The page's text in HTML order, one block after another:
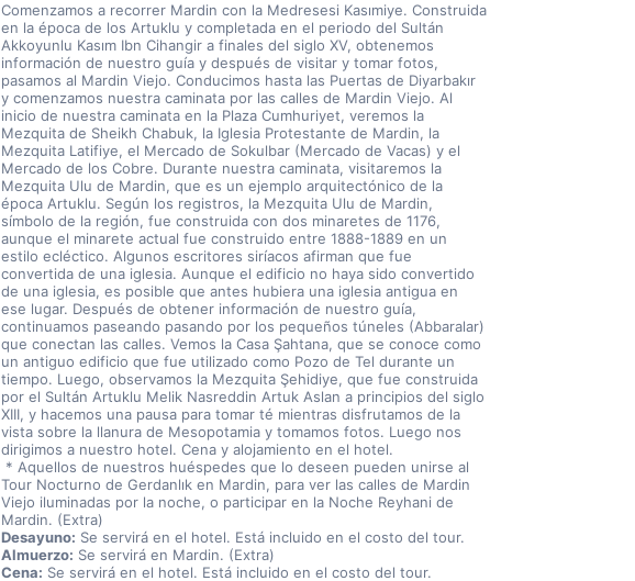
Comenzamos a recorrer Mardin con la Medresesi Kasımiye. Construida
en la época de los Artuklu y completada en el periodo del Sultán
Akkoyunlu Kasım Ibn Cihangir a finales del siglo XV, obtenemos
información de nuestro guía y después de visitar y tomar fotos,
pasamos al Mardin Viejo. Conducimos hasta las Puertas de Diyarbakır
y comenzamos nuestra caminata por las calles de Mardin Viejo. Al
inicio de nuestra caminata en la Plaza Cumhuriyet, veremos la
Mezquita de Sheikh Chabuk, la Iglesia Protestante de Mardin, la
Mezquita Latifiye, el Mercado de Sokulbar (Mercado de Vacas) y el
Mercado de los Cobre. Durante nuestra caminata, visitaremos la
Mezquita Ulu de Mardin, que es un ejemplo arquitectónico de la
época Artuklu. Según los registros, la Mezquita Ulu de Mardin,
símbolo de la región, fue construida con dos minaretes de 1176,
aunque el minarete actual fue construido entre 1888-1889 en un
estilo ecléctico. Algunos escritores siríacos afirman que fue
convertida de una iglesia. Aunque el edificio no haya sido convertido
de una iglesia, es posible que antes hubiera una iglesia antigua en
ese lugar. Después de obtener información de nuestro guía,
continuamos paseando pasando por los pequeños túneles (Abbaralar)
que conectan las calles. Vemos la Casa Şahtana, que se conoce como
un antiguo edificio que fue utilizado como Pozo de Tel durante un
tiempo. Luego, observamos la Mezquita Şehidiye, que fue construida
por el Sultán Artuklu Melik Nasreddin Artuk Aslan a principios del siglo
XIII, y hacemos una pausa para tomar té mientras disfrutamos de la
vista sobre la llanura de Mesopotamia y tomamos fotos. Luego nos
dirigimos a nuestro hotel. Cena y alojamiento en el hotel.
* Aquellos de nuestros huéspedes que lo deseen pueden unirse al
Tour Nocturno de Gerdanlık en Mardin, para ver las calles de Mardin
Viejo iluminadas por la noche, o participar en la Noche Reyhani de
Mardin. (Extra)
Desayuno: Se servirá en el hotel. Está incluido en el costo del tour.
Almuerzo: Se servirá en Mardin. (Extra)
Cena: Se servirá en el hotel. Está incluido en el costo del tour.